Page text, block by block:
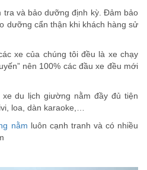
tra và bảo dưỡng định kỳ. Đảm bảo
dưỡng cẩn thận khi khách hàng sử
xe của chúng tôi đều là xe chạy
nên 100% các đầu xe đều mới
du lịch giường nằm đầy đủ tiện
loa, dàn karaoke,…
nằm luôn cạnh tranh và có nhiều